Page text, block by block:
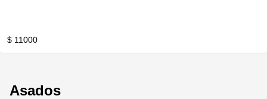
$ 11000
Asados